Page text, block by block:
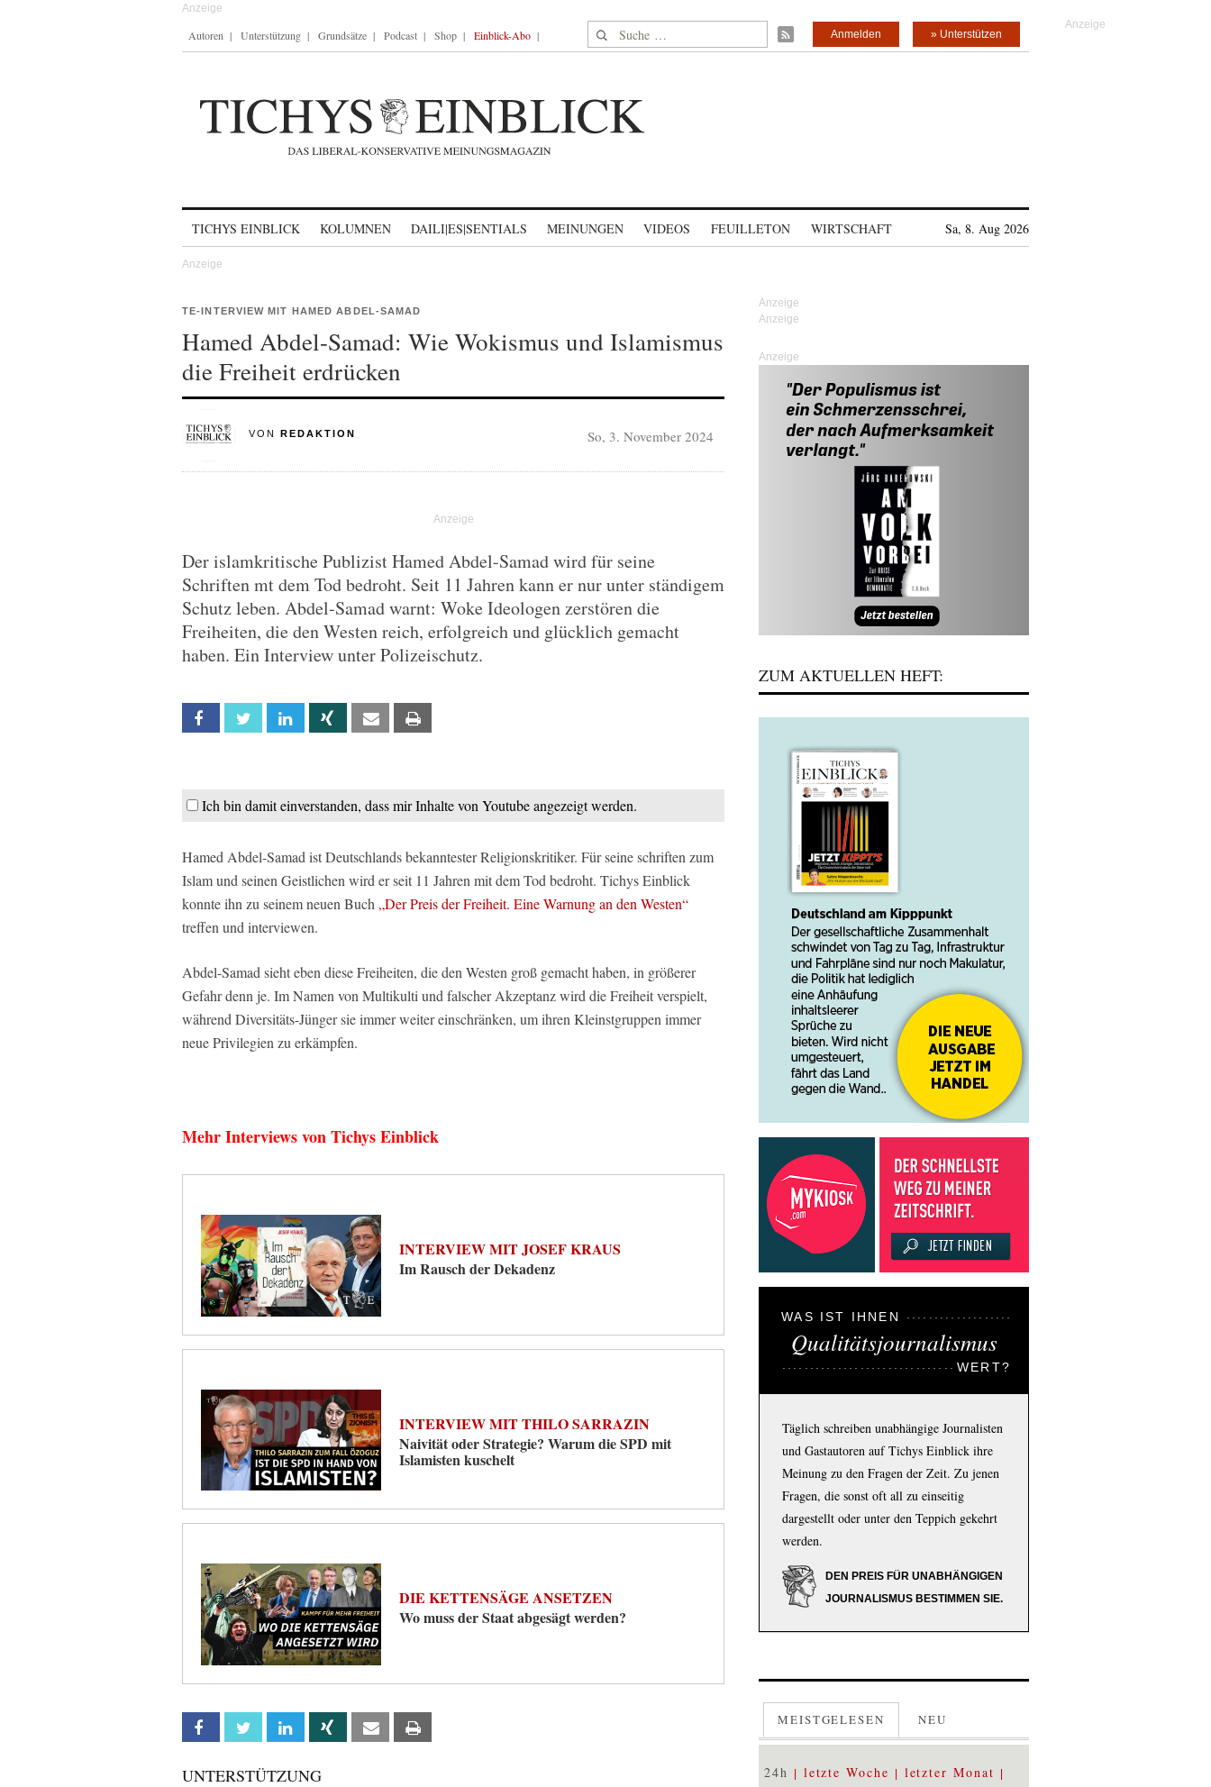
Autoren Unterstützung Grundsätze Podcast Shop Einblick-Abo Suche nach: » Unterstützen
Anmelden
TICHYS EINBLICK KOLUMNEN DAILI|ES|SENTIALS MEINUNGEN VIDEOS FEUILLETON WIRTSCHAFT Sa, 8. Aug 2026
TE-INTERVIEW MIT HAMED ABDEL-SAMAD
Hamed Abdel-Samad: Wie Wokismus und Islamismus
die Freiheit erdrücken
VON REDAKTION So, 3. November 2024
Der islamkritische Publizist Hamed Abdel-Samad wird für seine
Schriften mt dem Tod bedroht. Seit 11 Jahren kann er nur unter ständigem
Schutz leben. Abdel-Samad warnt: Woke Ideologen zerstören die
Freiheiten, die den Westen reich, erfolgreich und glücklich gemacht
haben. Ein Interview unter Polizeischutz.
Facebook Twitter Linkedin Xing Email
Ich bin damit einverstanden, dass mir Inhalte von Youtube angezeigt werden.
Hamed Abdel-Samad ist Deutschlands bekanntester Religionskritiker. Für seine schriften zum
Islam und seinen Geistlichen wird er seit 11 Jahren mit dem Tod bedroht. Tichys Einblick
konnte ihn zu seinem neuen Buch „Der Preis der Freiheit. Eine Warnung an den Westen“
treffen und interviewen.
Abdel-Samad sieht eben diese Freiheiten, die den Westen groß gemacht haben, in größerer
Gefahr denn je. Im Namen von Multikulti und falscher Akzeptanz wird die Freiheit verspielt,
während Diversitäts-Jünger sie immer weiter einschränken, um ihren Kleinstgruppen immer
neue Privilegien zu erkämpfen.
Mehr Interviews von Tichys Einblick
INTERVIEW MIT JOSEF KRAUS
Im Rausch der Dekadenz
INTERVIEW MIT THILO SARRAZIN
Naivität oder Strategie? Warum die SPD mit
Islamisten kuschelt
DIE KETTENSÄGE ANSETZEN
Wo muss der Staat abgesägt werden?
Facebook Twitter Linkedin Xing Email
UNTERSTÜTZUNG
Anzeige
ZUM AKTUELLEN HEFT:
WAS IST IHNEN
Qualitätsjournalismus
WERT?
Täglich schreiben unabhängige Journalisten
und Gastautoren auf Tichys Einblick ihre
Meinung zu den Fragen der Zeit. Zu jenen
Fragen, die sonst oft all zu einseitig
dargestellt oder unter den Teppich gekehrt
werden.
DEN PREIS FÜR UNABHÄNGIGEN
JOURNALISMUS BESTIMMEN SIE.
MEISTGELESEN NEU
24h letzte Woche letzter Monat